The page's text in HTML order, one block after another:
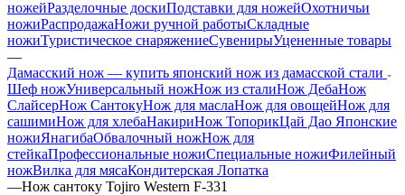
ножейРазделочные доскиПодставки для ножейОхотничьи
ножиРаспродажаНожи ручной работыСкладные
ножиТуристическое снаряжениеСувенирыУцененные товары
—
Дамасский нож — купить японский нож из дамасской стали
Шеф ножУниверсальный ножНож из сталиНож ДебаНож
СлайсерНож СантокуНож для маслаНож для овощейНож для
сашимиНож для хлебаНакириНож ТопорикЦай Дао Японские
ножиЯнагибаОбвалочный ножНож для
стейкаПрофессиональные ножиСпециальные ножиФилейный
ножВилка для мясаКондитерская Лопатка
—Нож сантоку Tojiro Western F-331